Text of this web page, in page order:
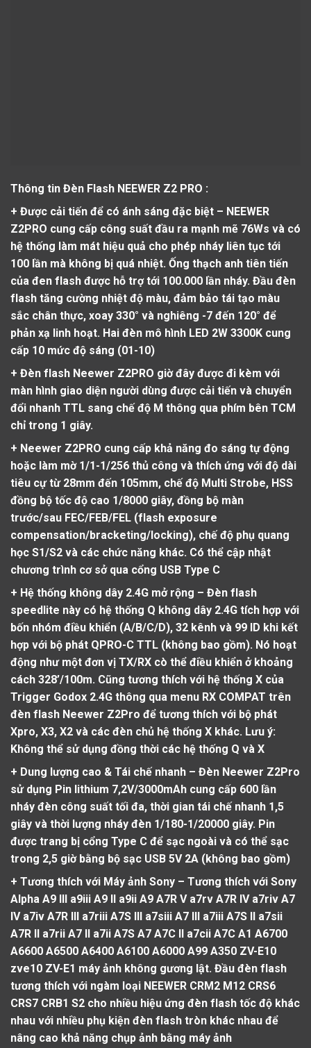
Thông tin Đèn Flash NEEWER Z2 PRO :
+ Được cải tiến để có ánh sáng đặc biệt – NEEWER
Z2PRO cung cấp công suất đầu ra mạnh mẽ 76Ws và có
hệ thống làm mát hiệu quả cho phép nháy liên tục tới
100 lần mà không bị quá nhiệt. Ống thạch anh tiên tiến
của đen flash được hỗ trợ tới 100.000 lần nháy. Đầu đèn
flash tăng cường nhiệt độ màu, đảm bảo tái tạo màu
sắc chân thực, xoay 330° và nghiêng -7 đến 120° để
phản xạ linh hoạt. Hai đèn mô hình LED 2W 3300K cung
cấp 10 mức độ sáng (01-10)
+ Đèn flash Neewer Z2PRO giờ đây được đi kèm với
màn hình giao diện người dùng được cải tiến và chuyển
đổi nhanh TTL sang chế độ M thông qua phím bên TCM
chỉ trong 1 giây.
+ Neewer Z2PRO cung cấp khả năng đo sáng tự động
hoặc làm mờ 1/1-1/256 thủ công và thích ứng với độ dài
tiêu cự từ 28mm đến 105mm, chế độ Multi Strobe, HSS
đồng bộ tốc độ cao 1/8000 giây, đồng bộ màn
trước/sau FEC/FEB/FEL (flash exposure
compensation/bracketing/locking), chế độ phụ quang
học S1/S2 và các chức năng khác. Có thể cập nhật
chương trình cơ sở qua cổng USB Type C
+ Hệ thống không dây 2.4G mở rộng – Đèn flash
speedlite này có hệ thống Q không dây 2.4G tích hợp với
bốn nhóm điều khiển (A/B/C/D), 32 kênh và 99 ID khi kết
hợp với bộ phát QPRO-C TTL (không bao gồm). Nó hoạt
động như một đơn vị TX/RX cò thể điều khiển ở khoảng
cách 328’/100m. Cũng tương thích với hệ thống X của
Trigger Godox 2.4G thông qua menu RX COMPAT trên
đèn flash Neewer Z2Pro để tương thích với bộ phát
Xpro, X3, X2 và các đèn chủ hệ thống X khác. Lưu ý:
Không thể sử dụng đồng thời các hệ thống Q và X
+ Dung lượng cao & Tái chế nhanh – Đèn Neewer Z2Pro
sử dụng Pin lithium 7,2V/3000mAh cung cấp 600 lần
nháy đèn công suất tối đa, thời gian tái chế nhanh 1,5
giây và thời lượng nháy đèn 1/180-1/20000 giây. Pin
được trang bị cổng Type C để sạc ngoài và có thể sạc
trong 2,5 giờ bằng bộ sạc USB 5V 2A (không bao gồm)
+ Tương thích với Máy ảnh Sony – Tương thích với Sony
Alpha A9 III a9iii A9 II a9ii A9 A7R V a7rv A7R IV a7riv A7
IV a7iv A7R III a7riii A7S III a7siii A7 III a7iii A7S II a7sii
A7R II a7rii A7 II a7ii A7S A7 A7C II a7cii A7C A1 A6700
A6600 A6500 A6400 A6100 A6000 A99 A350 ZV-E10
zve10 ZV-E1 máy ảnh không gương lật. Đầu đèn flash
tương thích với ngàm loại NEEWER CRM2 M12 CRS6
CRS7 CRB1 S2 cho nhiều hiệu ứng đèn flash tốc độ khác
nhau với nhiều phụ kiện đèn flash tròn khác nhau để
nâng cao khả năng chụp ảnh bằng máy ảnh